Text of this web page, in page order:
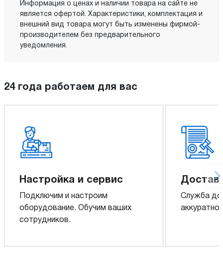
Информация о ценах и наличии товара на сайте не
является офертой. Характеристики, комплектация и
внешний вид товара могут быть изменены фирмой-
производителем без предварительного
уведомления.
24 года работаем для вас
Настройка и сервис
Подключим и настроим
оборудование. Обучим ваших
сотрудников.
Служба
аккуратно